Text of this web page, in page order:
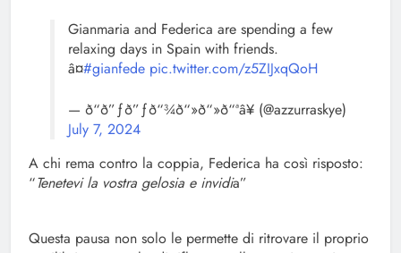
Gianmaria and Federica are spending a few
relaxing days in Spain with friends.
â¤#gianfede pic.twitter.com/z5ZIJxqQoH
— ð“ð”ƒð”ƒð“¾ð“»ð“»ð“ªâ¥ (@azzurraskye)
July 7, 2024
A chi rema contro la coppia, Federica ha così risposto:
“Tenetevi la vostra gelosia e invidia”
Questa pausa non solo le permette di ritrovare il proprio